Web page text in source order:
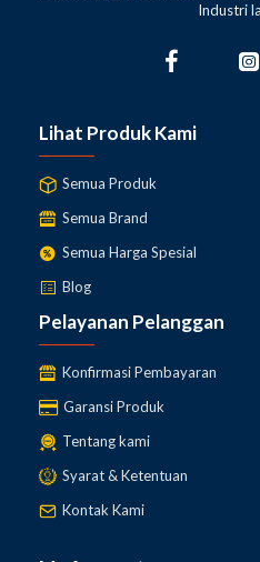
Industri
Lihat Produk Kami
Semua Produk
Semua Brand
Semua Harga Spesial
Blog
Pelayanan Pelanggan
Konfirmasi Pembayaran
Garansi Produk
Tentang kami
Syarat & Ketentuan
Kontak Kami